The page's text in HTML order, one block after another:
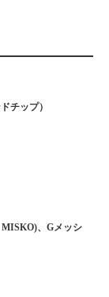
チップ）
、Gメッシ